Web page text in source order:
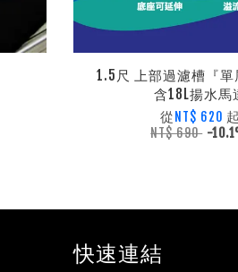
1.5尺 上部過濾槽『單
含18L揚水馬
從 NT$ 620 起
NT$ 690 -
快速連結